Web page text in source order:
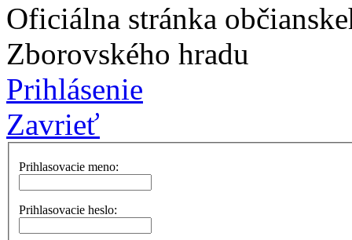
Oficiálna stránka
Zborovského hradu
Prihlásenie
Zavrieť
Prihlasovacie meno:
Prihlasovacie heslo: